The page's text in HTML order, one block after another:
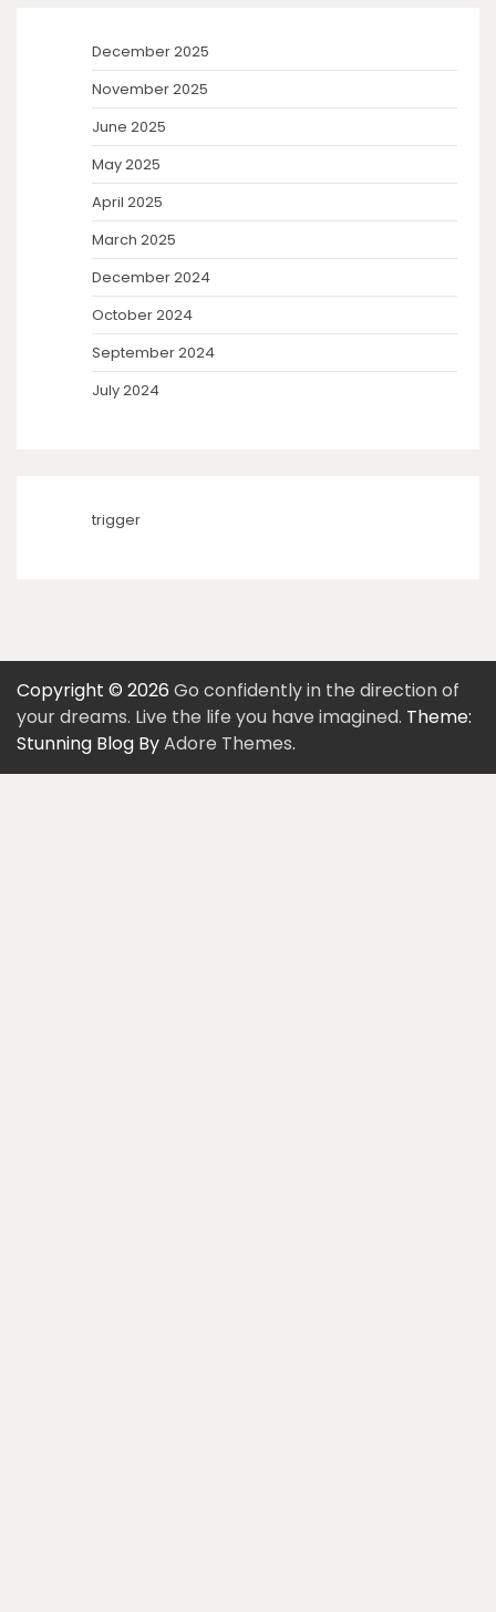
December 2025
November 2025
June 2025
May 2025
April 2025
March 2025
December 2024
October 2024
September 2024
July 2024
trigger
Copyright © 2026 Go confidently in the direction of
your dreams. Live the life you have imagined. Theme:
Stunning Blog ByAdore Themes.